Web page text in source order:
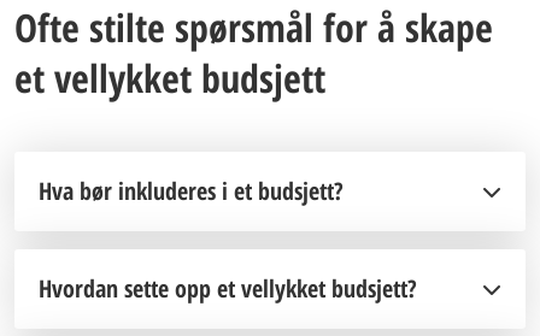
Ofte stilte spørsmål for å skape
et vellykket budsjett
Hva bør inkluderes i et budsjett?
Hvordan sette opp et vellykket budsjett?